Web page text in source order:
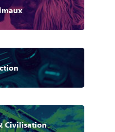
Civilisation